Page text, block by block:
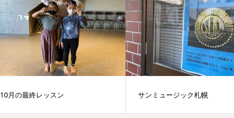
10月の最終レッスン サンミュージック札幌